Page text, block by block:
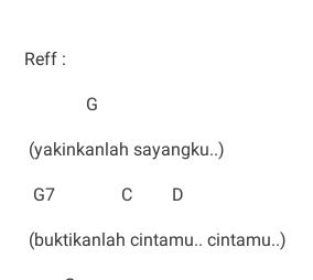
Reff :
G
(yakinkanlah sayangku..)
G7 C D
(buktikanlah cintamu.. cintamu..)